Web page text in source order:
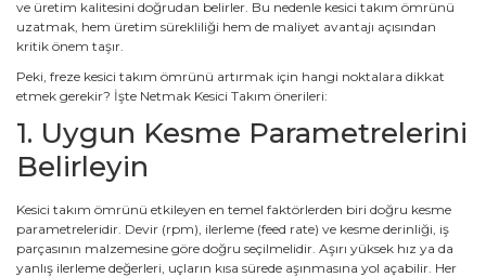
ve üretim kalitesini doğrudan belirler. Bu nedenle kesici takım ömrünü
uzatmak, hem üretim sürekliliği hem de maliyet avantajı açısından
kritik önem taşır.
Peki, freze kesici takım ömrünü artırmak için hangi noktalara dikkat
etmek gerekir? İşte Netmak Kesici Takım önerileri:
1. Uygun Kesme Parametrelerini
Belirleyin
Kesici takım ömrünü etkileyen en temel faktörlerden biri doğru kesme
parametreleridir. Devir (rpm), ilerleme (feed rate) ve kesme derinliği, iş
parçasının malzemesine göre doğru seçilmelidir. Aşırı yüksek hız ya da
yanlış ilerleme değerleri, uçların kısa sürede aşınmasına yol açabilir. Her